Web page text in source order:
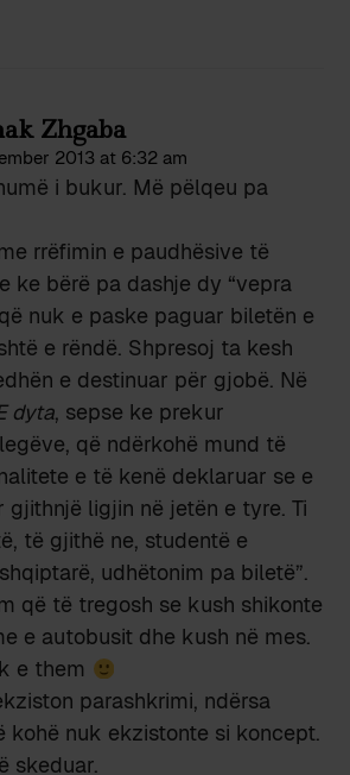
Zhgaba
2013 at 6:32 am
i bukur. Më pëlqeu pa
rrëfimin e paudhësive të
ke bërë pa dashje dy “vepra
që nuk e paske paguar biletën e
e rëndë. Shpresoj ta kesh
e destinuar për gjobë. Në
dyta, sepse ke prekur
që ndërkohë mund të
e të kenë deklaruar se e
gjithnjë ligjin në jetën e tyre. Ti
të gjithë ne, studentë e
udhëtonim pa biletë”.
që të tregosh se kush shikonte
e autobusit dhe kush në mes.
e them
parashkrimi, ndërsa
kohë nuk ekzistonte si koncept.
skeduar.